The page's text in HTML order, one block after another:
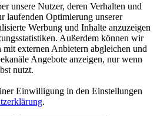
unsere Nutzer, deren Verhalten und
laufenden Optimierung unserer
Werbung und Inhalte anzuzeigen
Außerdem können wir
mit externen Anbietern abgleichen und
Angebote anzeigen, nur wenn
nutzt.
Einwilligung in den Einstellungen
.